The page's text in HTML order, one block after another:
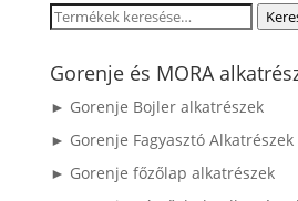
Keresés
következőre:
Gorenje és MORA
► Gorenje Bojler alkatrészek
► Gorenje Fagyasztó Alkatrészek
► Gorenje főzőlap alkatrészek